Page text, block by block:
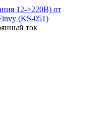
12->220В) от
(KS-051)
ток